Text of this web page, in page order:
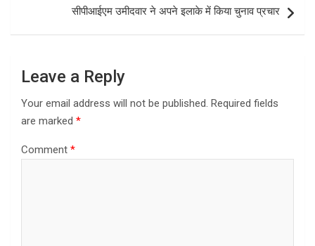
n
सीपीआईएम उमीदवार ने अपने इलाके में किया चुनाव प्रचार
Leave a Reply
Your email address will not be published. Required fields
are marked *
Comment *